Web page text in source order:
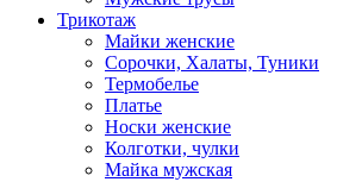
Трикотаж
Майки женские
Сорочки, Халаты, Туники
Термобелье
Платье
Носки женские
Колготки, чулки
Майка мужская